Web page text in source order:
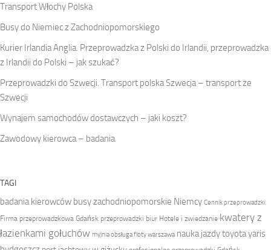
Transport Włochy Polska
Busy do Niemiec z Zachodniopomorskiego
Kurier Irlandia Anglia. Przeprowadzka z Polski do Irlandii, przeprowadzka
z Irlandii do Polski – jak szukać?
Przeprowadzki do Szwecji. Transport polska Szwecja – transport ze
Szwecji
Wynajem samochodów dostawczych – jaki koszt?
Zawodowy kierowca – badania
TAGI
badania kierowców busy zachodniopomorskie Niemcy Cennik przeprowadzki
Firma przeprowadzkowa Gdańsk przeprowadzki biur Hotele i zwiedzanie kwatery z
łazienkami gołuchów myjnia obsługa floty warszawa nauka jazdy toyota yaris